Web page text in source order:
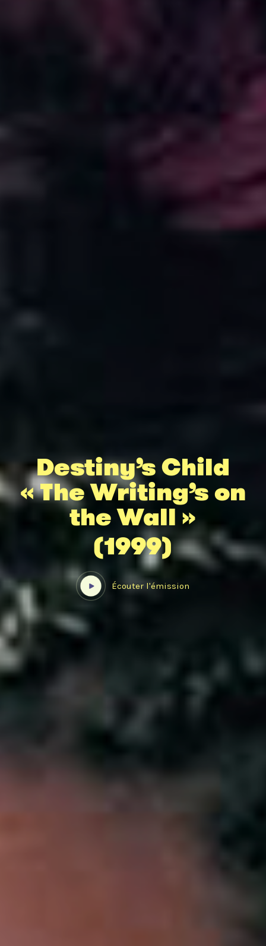
Destiny’s Child
« The Writing’s on
the Wall »
(1999)
Écouter l'émission